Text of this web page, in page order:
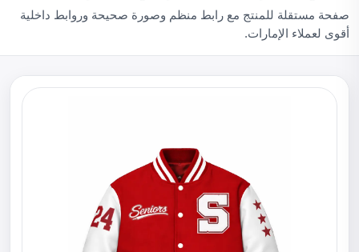
صفحة مستقلة للمنتج مع رابط منظم وصورة صحيحة وروابط داخلية
أقوى لعملاء الإمارات.